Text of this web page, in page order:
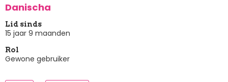
Danischa
Lid sinds
15 jaar 9 maanden
Rol
Gewone gebruiker